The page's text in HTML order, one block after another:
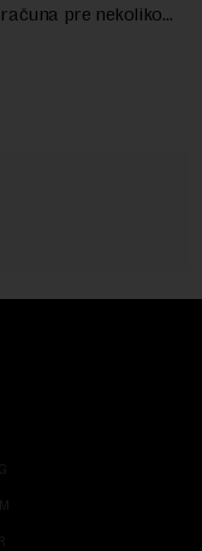
pre nekoliko